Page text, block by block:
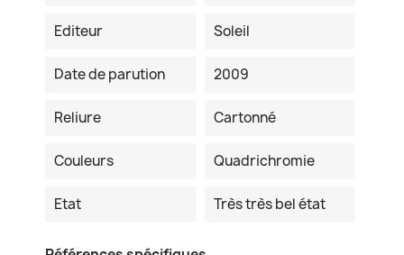
Editeur Soleil
Date de parution 2009
Reliure Cartonné
Couleurs Quadrichromie
Etat Très très bel état